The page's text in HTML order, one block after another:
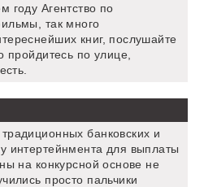
году Агентство по
так много
книг, послушайте
пройдитесь по улице,
банковских и
интертейнмента для выплаты
на конкурсной основе не
просто пальчики